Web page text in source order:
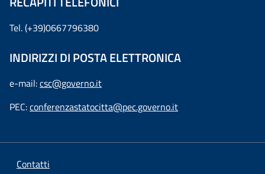
Tel. (+39)0667796380
INDIRIZZI DI POSTA ELETTRONICA
e-mail:csc@governo.it
PEC:conferenzastatocitta@pec.governo.it
Contatti